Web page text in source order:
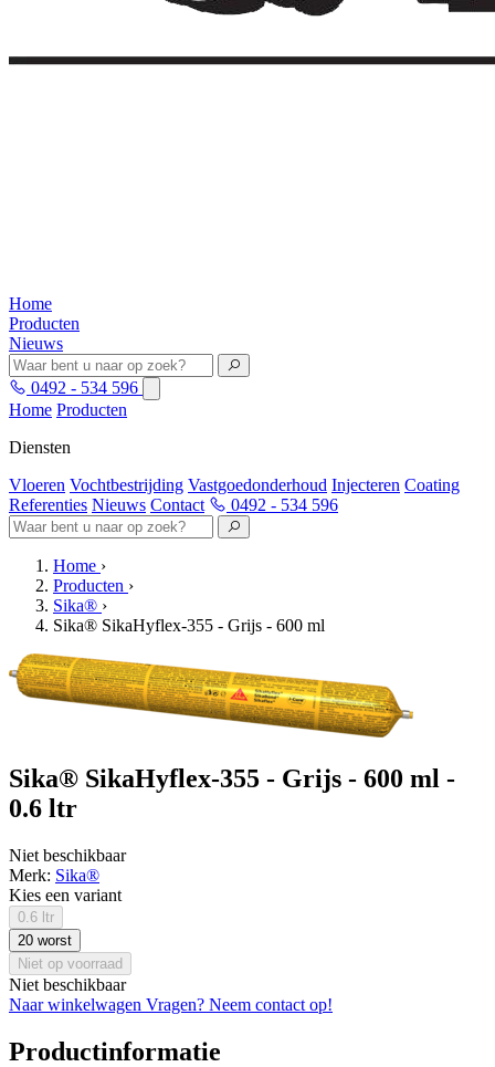
Home
Producten
Nieuws
0492 - 534 596
Home Producten
Diensten
Vloeren Vochtbestrijding Vastgoedonderhoud Injecteren Coating
Referenties Nieuws Contact 0492 - 534 596
Home ›
Producten ›
Sika® ›
Sika® SikaHyflex-355 - Grijs - 600 ml
Sika® SikaHyflex-355 - Grijs - 600 ml -
0.6 ltr
Niet beschikbaar
Merk: Sika®
Kies een variant
0.6 ltr
20 worst
Niet op voorraad
Niet beschikbaar
Naar winkelwagen Vragen? Neem contact op!
Productinformatie